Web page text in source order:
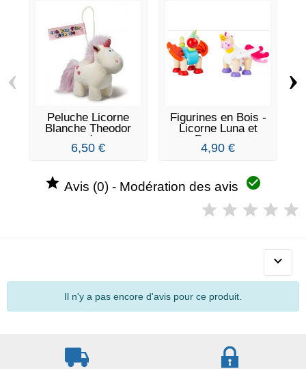
Peluche Licorne
Blanche Theodor
and...
6,50 €
Figurines en Bois -
Licorne Luna et
Dragon...
4,90 €
‹ ›
 Avis (0) - Modération des avis 

Il n'y a pas encore d'avis pour ce produit.